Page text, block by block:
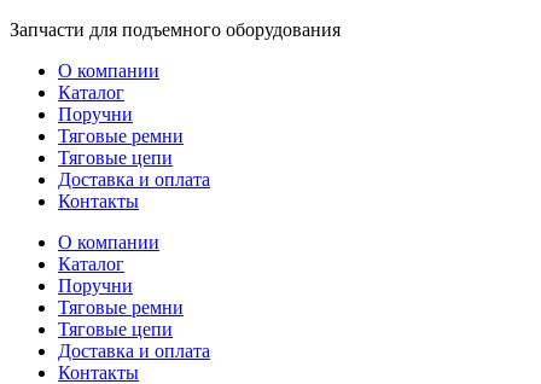
Перейти
содержимому
Запчасти для подъемного оборудования
О компании
Каталог
Поручни
Тяговые ремни
Тяговые цепи
Доставка и оплата
Контакты
О компании
Каталог
Поручни
Тяговые ремни
Тяговые цепи
Доставка и оплата
Контакты